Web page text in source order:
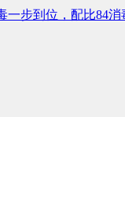
一步到位，配比84